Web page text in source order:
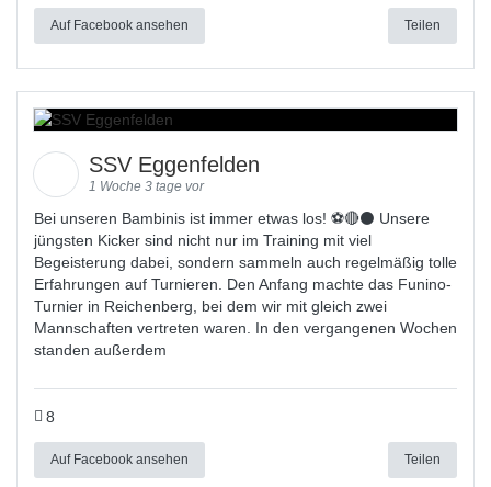
Auf Facebook ansehen Teilen
SSV Eggenfelden
1 Woche 3 tage vor
Bei unseren Bambinis ist immer etwas los! ⚽️🔴⚫ Unsere
jüngsten Kicker sind nicht nur im Training mit viel
Begeisterung dabei, sondern sammeln auch regelmäßig tolle
Erfahrungen auf Turnieren. Den Anfang machte das Funino-
Turnier in Reichenberg, bei dem wir mit gleich zwei
Mannschaften vertreten waren. In den vergangenen Wochen
standen außerdem
8
Auf Facebook ansehen Teilen